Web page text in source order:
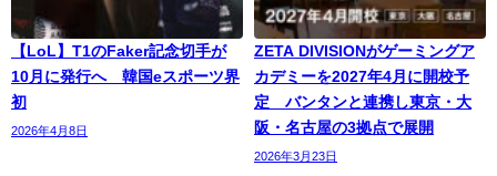
【LoL】T1のFaker記念切手が
10月に発行へ 韓国eスポーツ界
初
2026年4月8日
ZETA DIVISIONがゲーミングア
カデミーを2027年4月に開校予
定 バンタンと連携し東京・大
阪・名古屋の3拠点で展開
2026年3月23日